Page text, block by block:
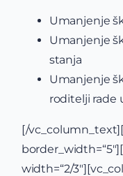
Umanjenje
Umanjenje
stanja
Umanjenje
roditelji rade
[/
width=“2/